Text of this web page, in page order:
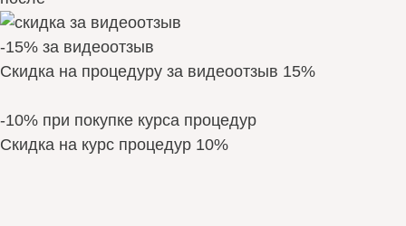
-15% за видеоотзыв
Скидка на процедуру за видеоотзыв 15%
-10% при покупке курса процедур
Скидка на курс процедур 10%